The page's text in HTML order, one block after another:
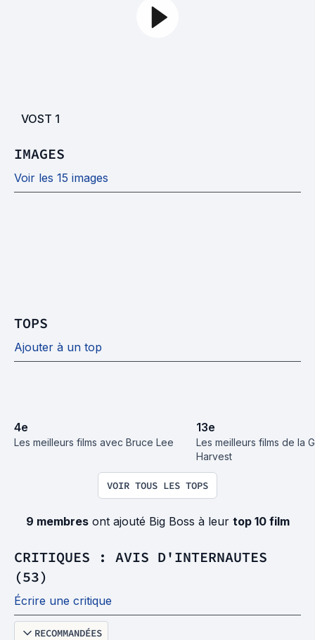
VOST 1
IMAGES
Voir les 15 images
TOPS
Ajouter à un top
4e
Les meilleurs films avec Bruce Lee
13e
Les meilleurs films de la
Harvest
VOIR TOUS LES TOPS
9 membresont ajouté Big Boss à leur top 10 film
CRITIQUES : AVIS D'INTERNAUTES
(53)
Écrire une critique
RECOMMANDÉES